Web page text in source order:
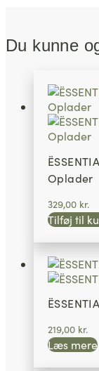
Du kunne
Oplader
329,00 kr.
Tilføj til
219,00 kr.
Læs mere